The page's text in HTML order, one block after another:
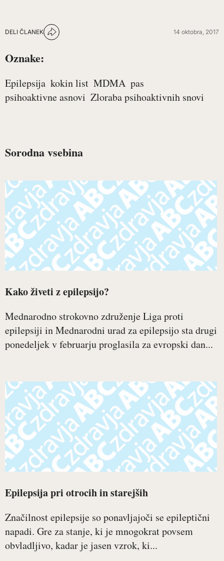
DELI ČLANEK 14 oktobra, 2017
Oznake:
Epilepsija kokin list MDMA pas
psihoaktivne asnovi Zloraba psihoaktivnih snovi
Sorodna vsebina
Kako živeti z epilepsijo?
Mednarodno strokovno združenje Liga proti
epilepsiji in Mednarodni urad za epilepsijo sta drugi
ponedeljek v februarju proglasila za evropski dan...
Epilepsija pri otrocih in starejših
Značilnost epilepsije so ponavljajoči se epileptični
napadi. Gre za stanje, ki je mnogokrat povsem
obvladljivo, kadar je jasen vzrok, ki...